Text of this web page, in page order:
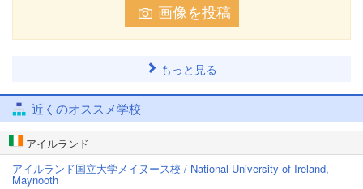
画像を投稿
もっと見る
近くのオススメ学校
アイルランド
アイルランド国立大学メイヌース校 / National University of Ireland,
Maynooth